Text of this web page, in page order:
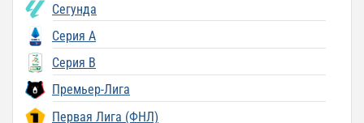
Сегунда
Серия A
Серия B
Премьер-Лига
Первая Лига (ФНЛ)